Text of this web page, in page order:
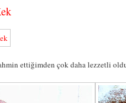
ettiğimden çok daha lezzetli